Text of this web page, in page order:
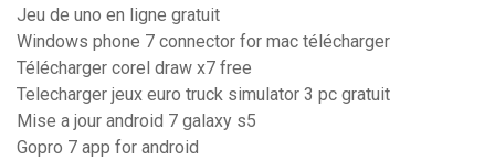
Jeu de uno en ligne gratuit
Windows phone 7 connector for mac télécharger
Télécharger corel draw x7 free
Telecharger jeux euro truck simulator 3 pc gratuit
Mise a jour android 7 galaxy s5
Gopro 7 app for android